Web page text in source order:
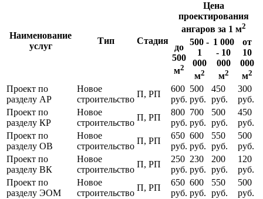
Наименование
услуг
Тип Стадия
Цена
проектирования
ангаров за 1 м2
до
500
м2
500 -
1
000
м2
1 000
- 10
000
м2
от
10
000
м2
Проект по
разделу АР
Новое
строительство
П, РП
600
руб.
500
руб.
450
руб.
300
руб.
Проект по
разделу КР
Новое
строительство
П, РП
800
руб.
700
руб.
500
руб.
450
руб.
Проект по
разделу ОВ
Новое
строительство
П, РП
650
руб.
600
руб.
550
руб.
500
руб.
Проект по
разделу ВК
Новое
строительство
П, РП
250
руб.
230
руб.
200
руб.
120
руб.
Проект по
разделу ЭОМ
Новое
строительство
П, РП
650
руб.
600
руб.
550
руб.
500
руб.